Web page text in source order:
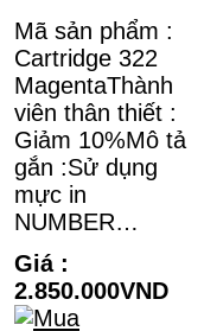
Mã sản phẩm :
Cartridge 322
MagentaThành
viên thân thiết :
Giảm 10%Mô tả
gắn :Sử dụng
mực in
NUMBER…
Giá :
2.850.000VND